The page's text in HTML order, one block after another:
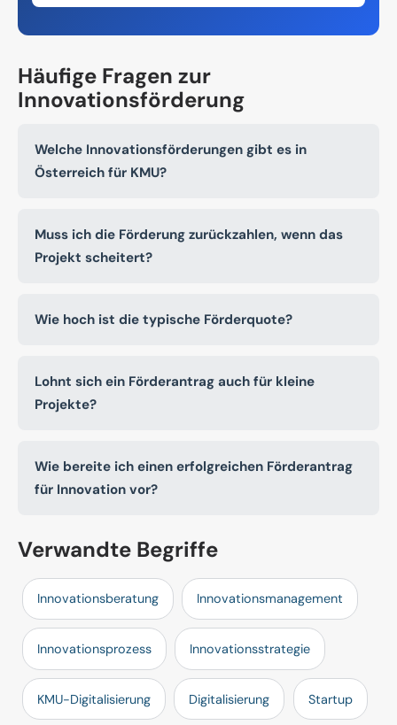
Häufige Fragen zur
Innovationsförderung
Welche Innovationsförderungen gibt es in
Österreich für KMU?
Muss ich die Förderung zurückzahlen, wenn das
Projekt scheitert?
Wie hoch ist die typische Förderquote?
Lohnt sich ein Förderantrag auch für kleine
Projekte?
Wie bereite ich einen erfolgreichen Förderantrag
für Innovation vor?
Verwandte Begriffe
Innovationsberatung Innovationsmanagement
Innovationsprozess Innovationsstrategie
KMU-Digitalisierung Digitalisierung Startup